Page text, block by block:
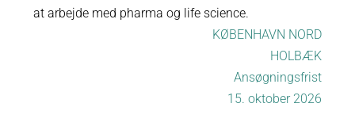
at arbejde med pharma og life science.
KØBENHAVN NORD
HOLBÆK
Ansøgningsfrist
15. oktober 2026